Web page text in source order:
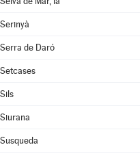
Serinyà
Serra de Daró
Setcases
Sils
Siurana
Susqueda